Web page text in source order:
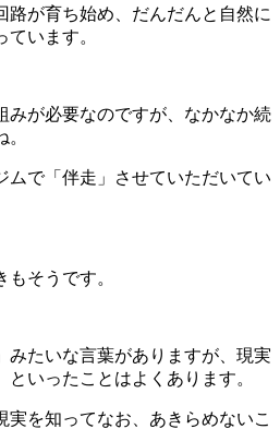
路が育ち始め、だんだんと自然に
います。
みが必要なのですが、なかなか続
ムで「伴走」させていただいてい
そうです。
みたいな言葉がありますが、現実
いったことはよくあります。
実を知ってなお、あきらめないこ